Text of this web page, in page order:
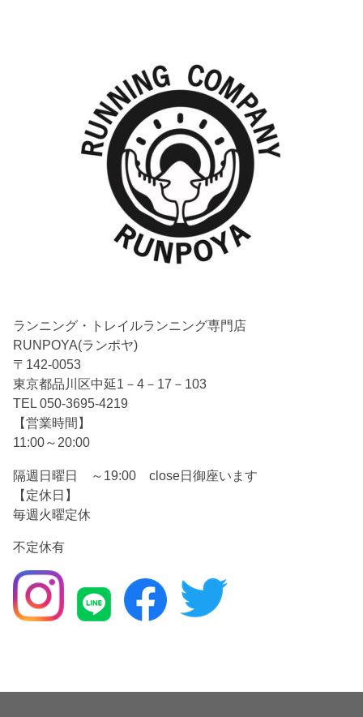
ランニング・トレイルランニング専門店
RUNPOYA(ランポヤ)
〒142-0053
東京都品川区中延1－4－17－103
TEL 050-3695-4219
【営業時間】
11:00～20:00
隔週日曜日 ～19:00 close日御座います
【定休日】
毎週火曜定休
不定休有